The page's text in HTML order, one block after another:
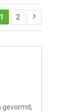
1 2
gevormd,